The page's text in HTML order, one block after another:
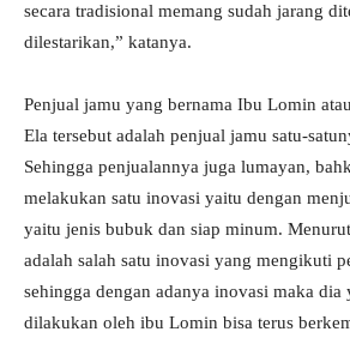
secara tradisional memang sudah jarang
dilestarikan,” katanya.
Penjual jamu yang bernama Ibu Lomin
Ela tersebut adalah penjual jamu satu-
Sehingga penjualannya juga lumayan,
melakukan satu inovasi yaitu dengan
yaitu jenis bubuk dan siap minum.
adalah salah satu inovasi yang mengikuti
sehingga dengan adanya inovasi maka dia
dilakukan oleh ibu Lomin bisa terus